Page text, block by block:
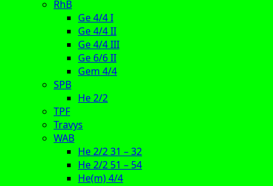
RhB
Ge 4/4 I
Ge 4/4 II
Ge 4/4 III
Ge 6/6 II
Gem 4/4
SPB
He 2/2
TPF
Travys
WAB
He 2/2 31 – 32
He 2/2 51 – 54
He(m) 4/4